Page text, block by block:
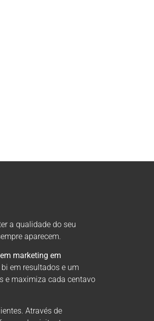
a qualidade do seu
aparecem.
marketing em
em resultados e um
e maximiza cada centavo
Através de